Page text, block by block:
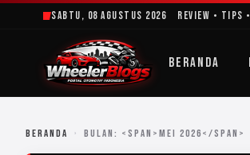
Lewati
Sabtu, 08 Agustus 2026 Review •
BERANDA
BERANDA › BULAN: <SPAN>MEI 2026</SPAN>